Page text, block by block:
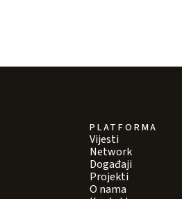
PLATFORMA
Vijesti
Network
Događaji
Projekti
O nama